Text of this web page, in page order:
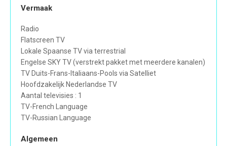
Vermaak
Radio
Flatscreen TV
Lokale Spaanse TV via terrestrial
Engelse SKY TV (verstrekt pakket met meerdere kanalen)
TV Duits-Frans-Italiaans-Pools via Satelliet
Hoofdzakelijk Nederlandse TV
Aantal televisies : 1
TV-French Language
TV-Russian Language
Algemeen